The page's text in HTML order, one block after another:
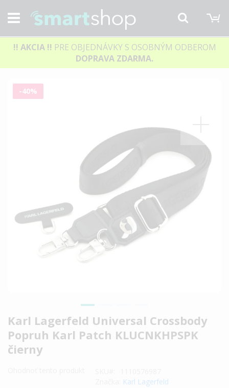
Hľadať
!! AKCIA !! PRE OBJEDNÁVKY S OSOBNÝM ODBEROM
DOPRAVA ZDARMA.
Karl Lagerfeld Universal Crossbody
Popruh Karl Patch KLUCNKHPSPK
čierny
Karl Lagerfeld
Preskočiť
-40%
Preskočiť
na
začiatok
galérie